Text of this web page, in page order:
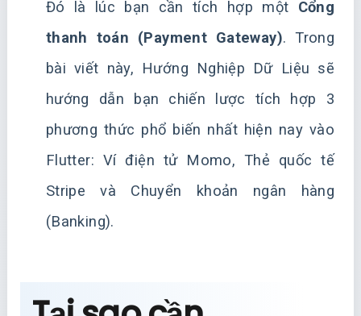
Đó là lúc bạn cần tích hợp một Cổng
thanh toán (Payment Gateway). Trong
bài viết này, Hướng Nghiệp Dữ Liệu sẽ
hướng dẫn bạn chiến lược tích hợp 3
phương thức phổ biến nhất hiện nay vào
Flutter: Ví điện tử Momo, Thẻ quốc tế
Stripe và Chuyển khoản ngân hàng
(Banking).